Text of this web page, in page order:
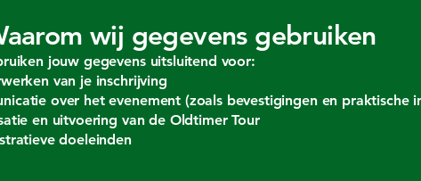
wij gegevens gebruiken
jouw gegevens uitsluitend voor:
van je inschrijving
over het evenement (zoals bevestigingen en praktische
en uitvoering van de Oldtimer Tour
doeleinden